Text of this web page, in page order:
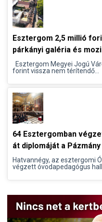
Esztergom 2,5 millió
párkányi galéria és
Esztergom Megyei Jogú
forint vissza nem térítendő...
64 Esztergomban
át diplomáját a
Hatvannégy, az esztergomi
végzett óvodapedagógus